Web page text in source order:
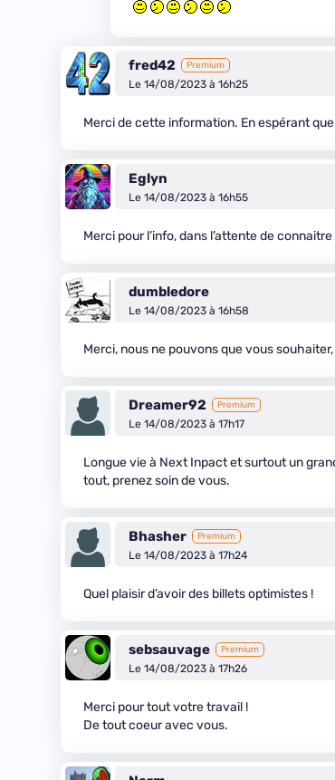
fred42 Premium
Le 14/08/2023 à 16h25
Merci de cette information. En espérant
Eglyn
Le 14/08/2023 à 16h55
Merci pour l’info, dans l’attente de
dumbledore
Le 14/08/2023 à 16h58
Merci, nous ne pouvons que vous
Dreamer92 Premium
Le 14/08/2023 à 17h17
Longue vie à Next Inpact et surtout un
tout, prenez soin de vous.
Bhasher Premium
Le 14/08/2023 à 17h24
Quel plaisir d’avoir des billets optimistes !
sebsauvage Premium
Le 14/08/2023 à 17h26
Merci pour tout votre travail !
De tout coeur avec vous.